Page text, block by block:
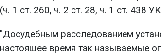
(ч. 1 ст. 260, ч. 2 ст. 28, ч. 1 ст. 438
"Досудебным расследованием
настоящее время так называемые